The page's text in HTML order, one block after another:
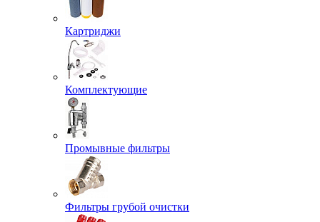
Картриджи
Комплектующие
Промывные фильтры
Фильтры грубой очистки